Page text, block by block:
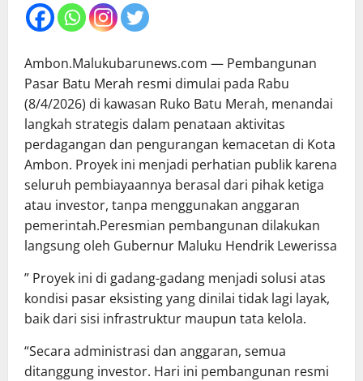
Ambon.Malukubarunews.com — Pembangunan
Pasar Batu Merah resmi dimulai pada Rabu
(8/4/2026) di kawasan Ruko Batu Merah, menandai
langkah strategis dalam penataan aktivitas
perdagangan dan pengurangan kemacetan di Kota
Ambon. Proyek ini menjadi perhatian publik karena
seluruh pembiayaannya berasal dari pihak ketiga
atau investor, tanpa menggunakan anggaran
pemerintah.Peresmian pembangunan dilakukan
langsung oleh Gubernur Maluku Hendrik Lewerissa
” Proyek ini di gadang-gadang menjadi solusi atas
kondisi pasar eksisting yang dinilai tidak lagi layak,
baik dari sisi infrastruktur maupun tata kelola.
“Secara administrasi dan anggaran, semua
ditanggung investor. Hari ini pembangunan resmi